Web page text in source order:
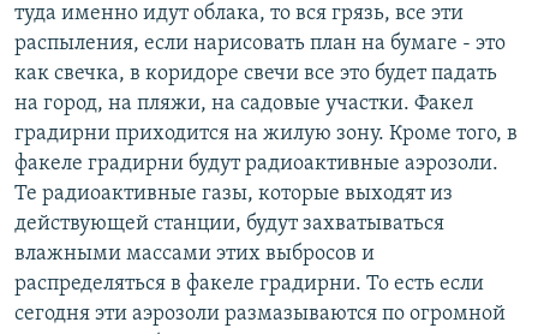
туда именно идут облака, то вся грязь, все эти
распыления, если нарисовать план на бумаге - это
как свечка, в коридоре свечи все это будет падать
на город, на пляжи, на садовые участки. Факел
градирни приходится на жилую зону. Кроме того, в
факеле градирни будут радиоактивные аэрозоли.
Те радиоактивные газы, которые выходят из
действующей станции, будут захватываться
влажными массами этих выбросов и
распределяться в факеле градирни. То есть если
сегодня эти аэрозоли размазываются по огромной